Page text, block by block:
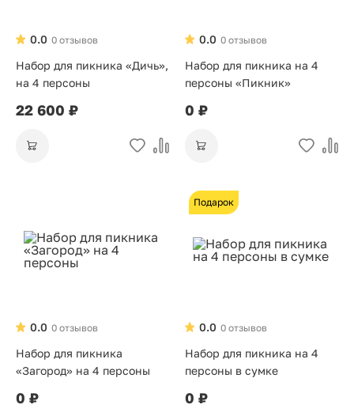
0 отзывов
0.0
Набор для пикника «Дичь»,
на 4 персоны
22 600 ₽
0 отзывов
0.0
Набор для пикника на 4
персоны «Пикник»
0 ₽
0 отзывов
0.0
Набор для пикника
«Загород» на 4 персоны
0 ₽
Подарок
0 отзывов
0.0
Набор для пикника на 4
персоны в сумке
0 ₽